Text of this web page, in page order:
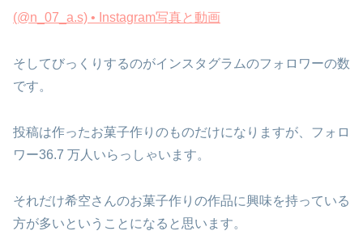
(@n_07_a.s) • Instagram写真と動画
そしてびっくりするのがインスタグラムのフォロワーの数
です。
投稿は作ったお菓子作りのものだけになりますが、フォロ
ワー36.7 万人いらっしゃいます。
それだけ希空さんのお菓子作りの作品に興味を持っている
方が多いということになると思います。